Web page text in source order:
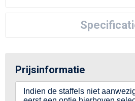
Prijsinformatie
Indien de staffels niet